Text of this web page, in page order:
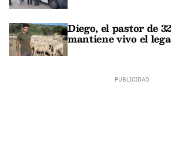
Diego, el pastor de
mantiene vivo el